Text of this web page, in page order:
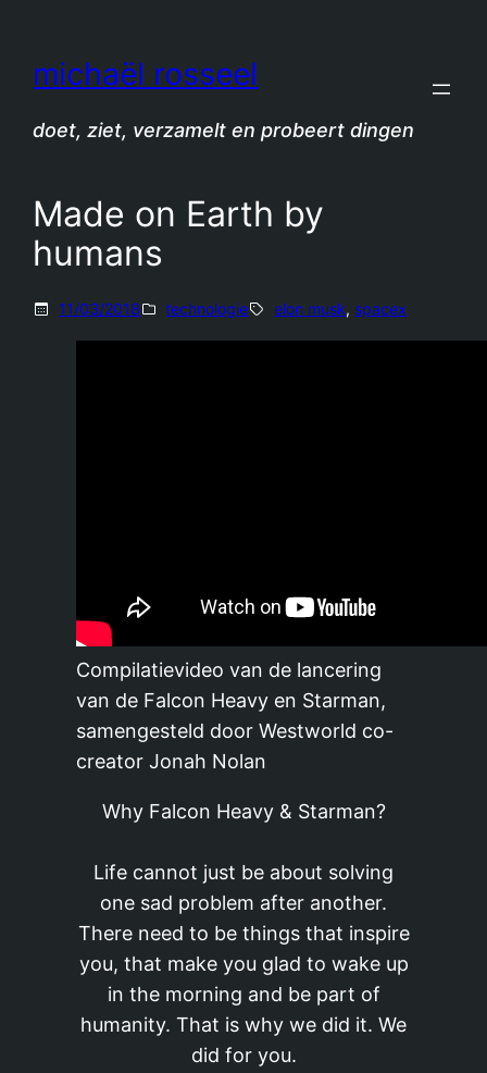
michaël rosseel
doet, ziet, verzamelt en probeert dingen
Made on Earth by
humans
11/03/2018 technologie elon musk, spacex
Compilatievideo van de lancering
van de Falcon Heavy en Starman,
samengesteld door Westworld co-
creator Jonah Nolan
Why Falcon Heavy & Starman?
Life cannot just be about solving
one sad problem after another.
There need to be things that inspire
you, that make you glad to wake up
in the morning and be part of
humanity. That is why we did it. We
did for you.